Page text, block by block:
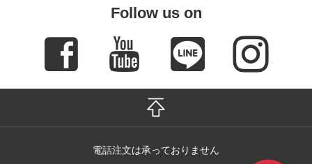
Follow us on
電話注文は承っておりません